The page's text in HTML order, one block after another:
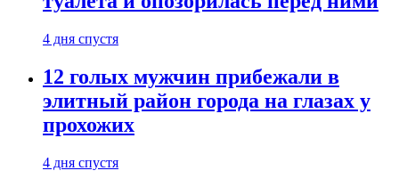
4 дня спустя
12 голых мужчин прибежали в
элитный район города на глазах у
прохожих
4 дня спустя